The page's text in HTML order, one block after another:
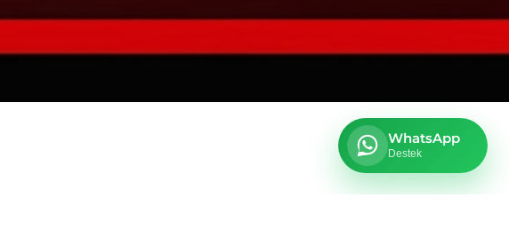
WhatsApp
Destek